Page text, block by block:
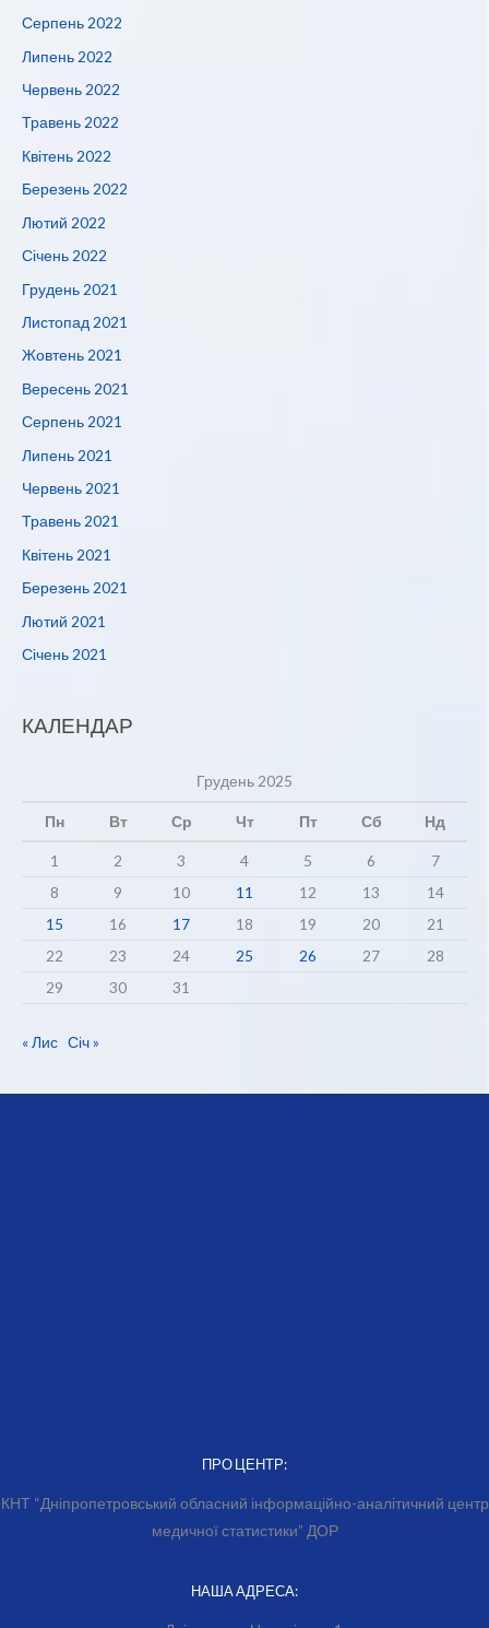
Серпень 2022
Липень 2022
Червень 2022
Травень 2022
Квітень 2022
Березень 2022
Лютий 2022
Січень 2022
Грудень 2021
Листопад 2021
Жовтень 2021
Вересень 2021
Серпень 2021
Липень 2021
Червень 2021
Травень 2021
Квітень 2021
Березень 2021
Лютий 2021
Січень 2021
КАЛЕНДАР
Грудень 2025
Пн Вт Ср Чт Пт Сб Нд
1 2 3 4 5 6
7
8
9 10 11 12 13
14
15
16 17 18 19 20
21
22
23 24 25 26 27
28
29
30 31
« Лис Січ »
ПРО ЦЕНТР:
КНТ “Дніпропетровський обласний інформаційно-аналітичний центр
медичної статистики” ДОР
НАША АДРЕСА: